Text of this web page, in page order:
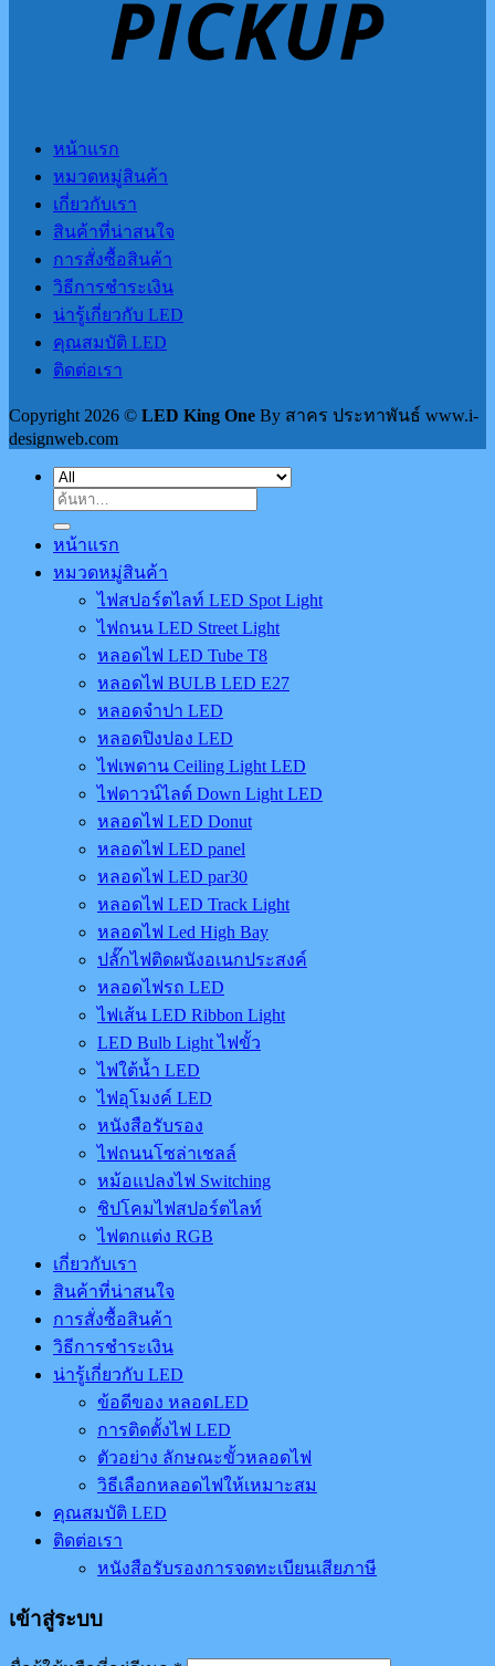
หน้าแรก
หมวดหมู่สินค้า
เกี่ยวกับเรา
สินค้าที่น่าสนใจ
การสั่งซื้อสินค้า
วิธีการชำระเงิน
น่ารู้เกี่ยวกับ LED
คุณสมบัติ LED
ติดต่อเรา
Copyright 2026 © LED King One By สาคร ประทาพันธ์ www.i-
designweb.com
ค้นหา:
หน้าแรก
หมวดหมู่สินค้า
ไฟสปอร์ตไลท์ LED Spot Light
ไฟถนน LED Street Light
หลอดไฟ LED Tube T8
หลอดไฟ BULB LED E27
หลอดจำปา LED
หลอดปิงปอง LED
ไฟเพดาน Ceiling Light LED
ไฟดาวน์ไลต์ Down Light LED
หลอดไฟ LED Donut
หลอดไฟ LED panel
หลอดไฟ LED par30
หลอดไฟ LED Track Light
หลอดไฟ Led High Bay
ปลั๊กไฟติดผนังอเนกประสงค์
หลอดไฟรถ LED
ไฟเส้น LED Ribbon Light
LED Bulb Light ไฟขั้ว
ไฟใต้น้ำ LED
ไฟอุโมงค์ LED
หนังสือรับรอง
ไฟถนนโซล่าเชลล์
หม้อแปลงไฟ Switching
ชิปโคมไฟสปอร์ตไลท์
ไฟตกแต่ง RGB
เกี่ยวกับเรา
สินค้าที่น่าสนใจ
การสั่งซื้อสินค้า
วิธีการชำระเงิน
น่ารู้เกี่ยวกับ LED
ข้อดีของ หลอดLED
การติดตั้งไฟ LED
ตัวอย่าง ลักษณะขั้วหลอดไฟ
วิธีเลือกหลอดไฟให้เหมาะสม
คุณสมบัติ LED
ติดต่อเรา
หนังสือรับรองการจดทะเบียนเสียภาษี
เข้าสู่ระบบ